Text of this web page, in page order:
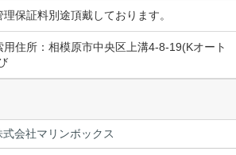
保証料別途頂戴しております。
用住所：相模原市中央区上溝4-8-19(Kオート
式会社マリンボックス